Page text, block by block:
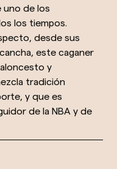
uno de los
los tiempos.
desde sus
este caganer
y
tradición
y que es
de la NBA y de